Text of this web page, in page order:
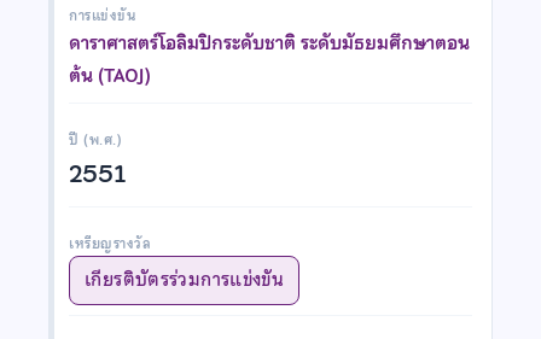
การแข่งขัน
ดาราศาสตร์โอลิมปิกระดับชาติ ระดับมัธยมศึกษาตอน
ต้น (TAOJ)
ปี (พ.ศ.)
2551
เหรียญรางวัล
เกียรติบัตรร่วมการแข่งขัน